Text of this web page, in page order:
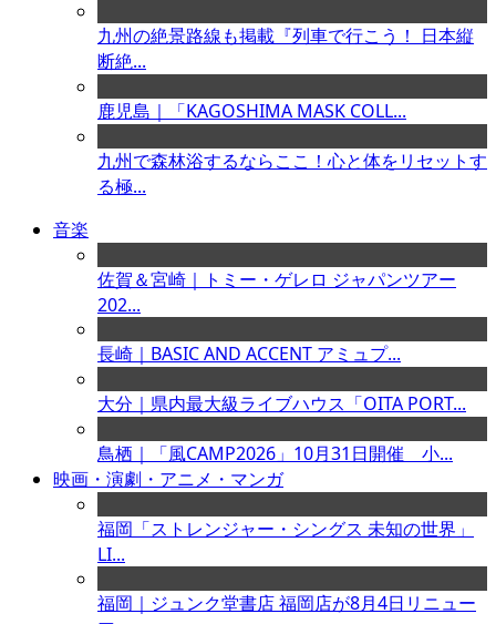
九州の絶景路線も掲載『列車で行こう！ 日本縦
断絶...
鹿児島｜「KAGOSHIMA MASK COLL...
九州で森林浴するならここ！心と体をリセットす
る極...
音楽
佐賀＆宮崎｜トミー・ゲレロ ジャパンツアー
202...
長崎｜BASIC AND ACCENT アミュプ...
大分｜県内最大級ライブハウス「OITA PORT...
鳥栖｜「風CAMP2026」10月31日開催 小...
映画・演劇・アニメ・マンガ
福岡「ストレンジャー・シングス 未知の世界」
LI...
福岡｜ジュンク堂書店 福岡店が8月4日リニュー